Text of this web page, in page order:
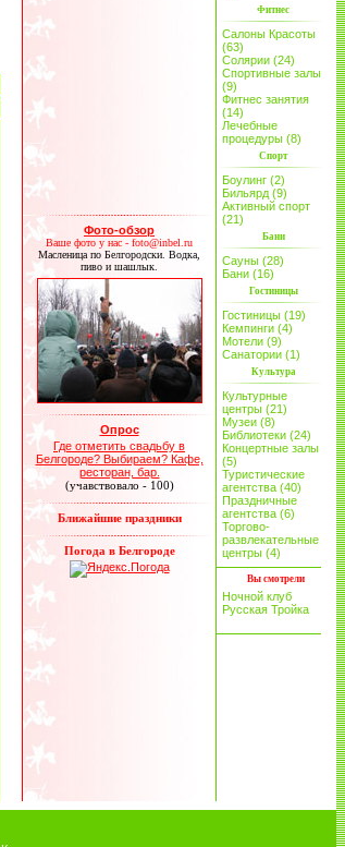
Фото-обзор
Ваше фото у нас - foto@inbel.ru
Масленица по Белгородски. Водка,
пиво и шашлык.
Опрос
Где отметить свадьбу в
Белгороде? Выбираем? Кафе,
ресторан, бар.
(учавствовало - 100)
Ближайшие праздники
Погода в Белгороде
Фитнес
Салоны Красоты
(63)
Солярии (24)
Спортивные залы
(9)
Фитнес занятия
(14)
Лечебные
процедуры (8)
Спорт
Боулинг (2)
Бильярд (9)
Активный спорт
(21)
Бани
Сауны (28)
Бани (16)
Гостиницы
Гостиницы (19)
Кемпинги (4)
Мотели (9)
Санатории (1)
Культура
Культурные
центры (21)
Музеи (8)
Библиотеки (24)
Концертные залы
(5)
Туристические
агентства (40)
Праздничные
агентства (6)
Торгово-
развлекательные
центры (4)
Вы смотрели
Ночной клуб
Русская Тройка